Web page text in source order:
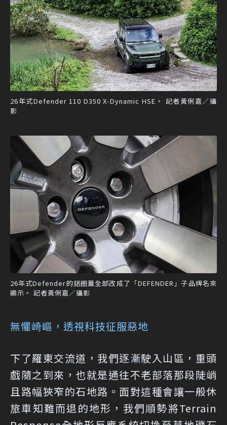
26年式Defender 110 D350 X-Dynamic HSE。 記者黃俐嘉／攝
影
26年式Defender的鋁圈蓋全部改成了「DEFENDER」子品牌名來
顯示。 記者黃俐嘉／攝影
無懼崎嶇，透視科技征服惡地
下了羅東交流道，我們逐漸駛入山區，重頭
戲隨之到來，也就是通往不老部落那段陡峭
且路幅狹窄的石地路。面對這種會讓一般休
旅車知難而退的地形，我們順勢將Terrain